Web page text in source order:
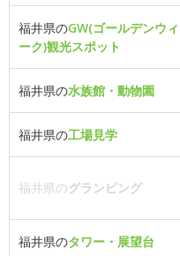
福井県のGW(ゴールデンウィ
ーク)観光スポット
福井県の水族館・動物園
福井県の工場見学
福井県のグランピング
福井県のタワー・展望台